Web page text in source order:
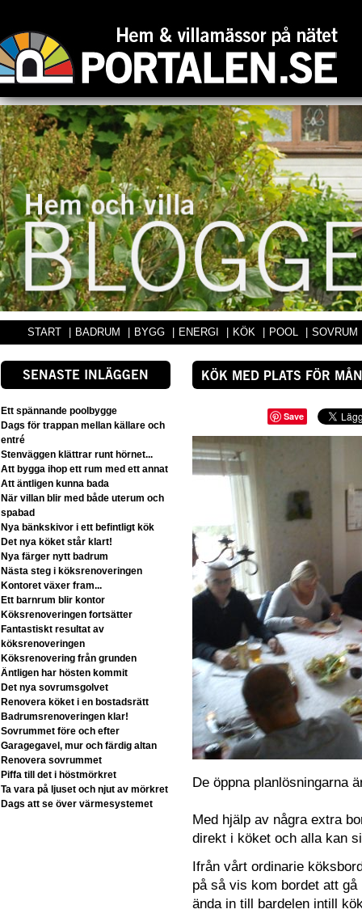
START BADRUM BYGG ENERGI KÖK POOL SOVRUM
SENASTE INLÄGGEN
Ett spännande poolbygge
Dags för trappan mellan källare och
entré
Stenväggen klättrar runt hörnet...
Att bygga ihop ett rum med ett annat
Att äntligen kunna bada
När villan blir med både uterum och
spabad
Nya bänkskivor i ett befintligt kök
Det nya köket står klart!
Nya färger nytt badrum
Nästa steg i köksrenoveringen
Kontoret växer fram...
Ett barnrum blir kontor
Köksrenoveringen fortsätter
Fantastiskt resultat av
köksrenoveringen
Köksrenovering från grunden
Äntligen har hösten kommit
Det nya sovrumsgolvet
Renovera köket i en bostadsrätt
Badrumsrenoveringen klar!
Sovrummet före och efter
Garagegavel, mur och färdig altan
Renovera sovrummet
Piffa till det i höstmörkret
Ta vara på ljuset och njut av mörkret
Dags att se över värmesystemet
KÖK MED PLATS FÖR
Save
De öppna planlösningarna
Med hjälp av några extra
direkt i köket och alla kan
Ifrån vårt ordinarie
på så vis kom bordet att
ända in till bardelen intill